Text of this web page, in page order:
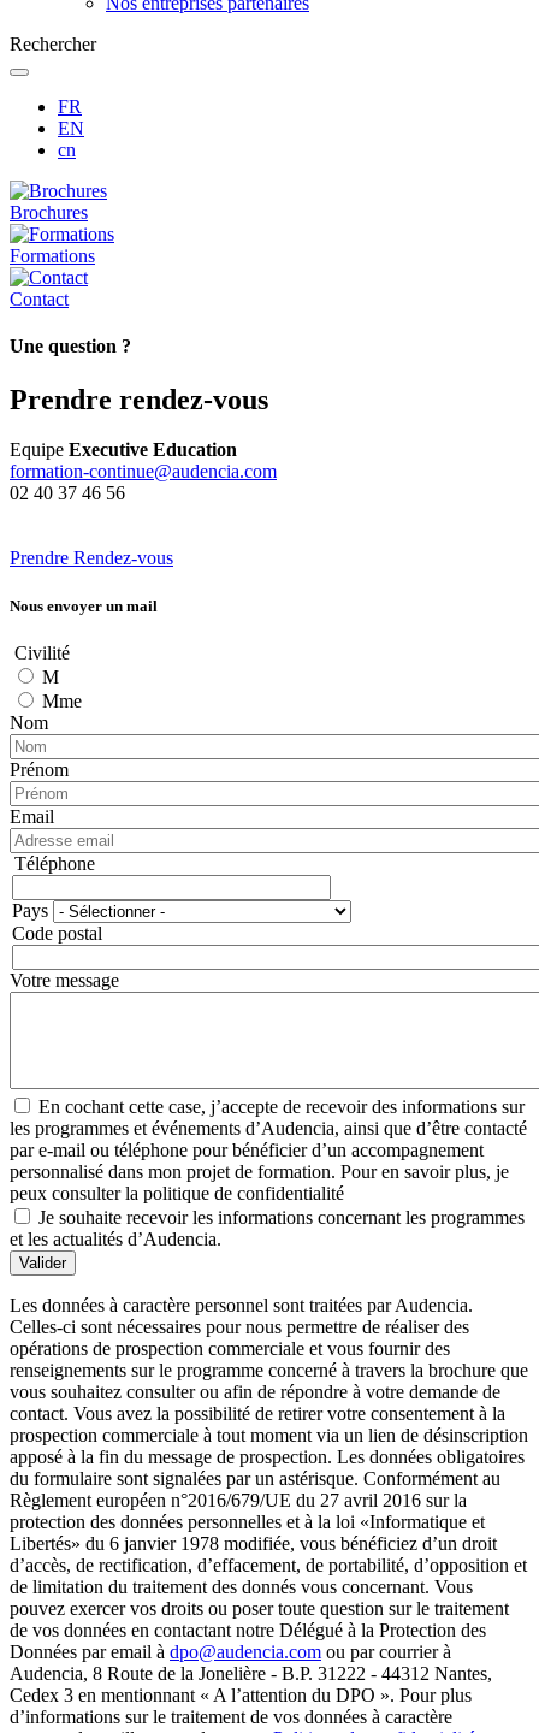
Rechercher
FR
EN
cn
Brochures
Formations
Contact
Une question ?
Prendre rendez-vous
Equipe Executive Education
formation-continue@audencia.com
02 40 37 46 56
Prendre Rendez-vous
Nous envoyer un mail
Civilité
M
Mme
Nom
Prénom
Email
Téléphone
Adresse
Pays
Code postal
Votre message
En cochant cette case, j’accepte de recevoir des informations sur
les programmes et événements d’Audencia, ainsi que d’être contacté
par e-mail ou téléphone pour bénéficier d’un accompagnement
personnalisé dans mon projet de formation. Pour en savoir plus, je
peux consulter la politique de confidentialité
Je souhaite recevoir les informations concernant les programmes
et les actualités d’Audencia.
Valider
Les données à caractère personnel sont traitées par Audencia.
Celles-ci sont nécessaires pour nous permettre de réaliser des
opérations de prospection commerciale et vous fournir des
renseignements sur le programme concerné à travers la brochure que
vous souhaitez consulter ou afin de répondre à votre demande de
contact. Vous avez la possibilité de retirer votre consentement à la
prospection commerciale à tout moment via un lien de désinscription
apposé à la fin du message de prospection. Les données obligatoires
du formulaire sont signalées par un astérisque. Conformément au
Règlement européen n°2016/679/UE du 27 avril 2016 sur la
protection des données personnelles et à la loi «Informatique et
Libertés» du 6 janvier 1978 modifiée, vous bénéficiez d’un droit
d’accès, de rectification, d’effacement, de portabilité, d’opposition et
de limitation du traitement des donnés vous concernant. Vous
pouvez exercer vos droits ou poser toute question sur le traitement
de vos données en contactant notre Délégué à la Protection des
Données par email à dpo@audencia.com ou par courrier à
Audencia, 8 Route de la Jonelière - B.P. 31222 - 44312 Nantes,
Cedex 3 en mentionnant « A l’attention du DPO ». Pour plus
d’informations sur le traitement de vos données à caractère